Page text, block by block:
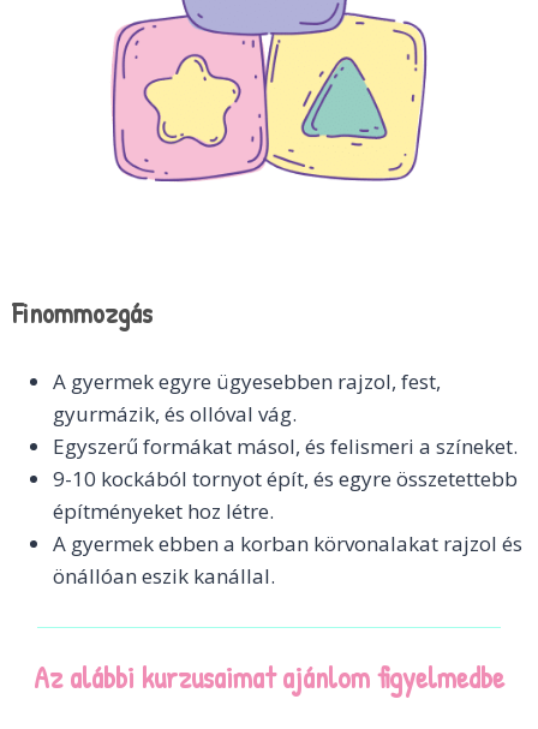
Finommozgás
A gyermek egyre ügyesebben rajzol, fest,
gyurmázik, és ollóval vág.
Egyszerű formákat másol, és felismeri a színeket.
9-10 kockából tornyot épít, és egyre összetettebb
építményeket hoz létre.
A gyermek ebben a korban körvonalakat rajzol és
önállóan eszik kanállal.
Az alábbi kurzusaimat ajánlom figyelmedbe